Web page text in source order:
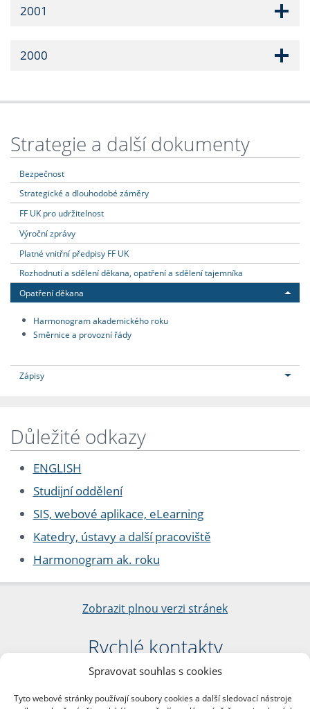
Spravovat souhlas s cookies
Tyto webové stránky používají soubory cookies a další sledovací nástroje
2001
2000
Strategie a další dokumenty
Bezpečnost
Strategické a dlouhodobé záměry
FF UK pro udržitelnost
Výroční zprávy
Platné vnitřní předpisy FF UK
Rozhodnutí a sdělení děkana, opatření a sdělení tajemníka
Opatření děkana
Harmonogram akademického roku
Směrnice a provozní řády
Zápisy
Důležité odkazy
ENGLISH
Studijní oddělení
SIS, webové aplikace, eLearning
Katedry, ústavy a další pracoviště
Harmonogram ak. roku
Zobrazit plnou verzi stránek
Rychlé kontakty
Filozofická fakulta
nám. Jana Palacha 1/2